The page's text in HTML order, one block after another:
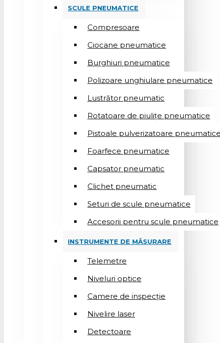
SCULE PNEUMATICE
Compresoare
Ciocane pneumatice
Burghiuri pneumatice
Polizoare unghiulare pneumatice
Lustrător pneumatic
Rotatoare de piulițe pneumatice
Pistoale pulverizatoare
Foarfece pneumatice
Capsator pneumatic
Clichet pneumatic
Seturi de scule pneumatice
Accesorii pentru scule pneumatice
INSTRUMENTE DE MĂSURARE
Telemetre
Niveluri optice
Camere de inspecție
Nivelire laser
Detectoare